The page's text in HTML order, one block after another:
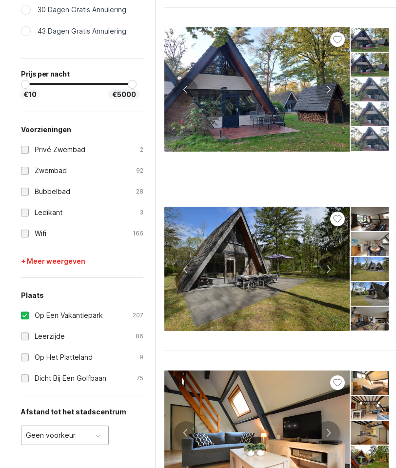
30 Dagen Gratis Annulering
43 Dagen Gratis Annulering
Prijs per nacht
€10 €5000
Voorzieningen
Privé Zwembad 2
Zwembad 92
Bubbelbad 28
Ledikant 3
Wifi 166
+ Meer weergeven
Plaats
Op Een Vakantiepark 207
Leerzijde 86
Op Het Platteland 9
Dicht Bij Een Golfbaan 75
Afstand tot het stadscentrum
Geen voorkeur